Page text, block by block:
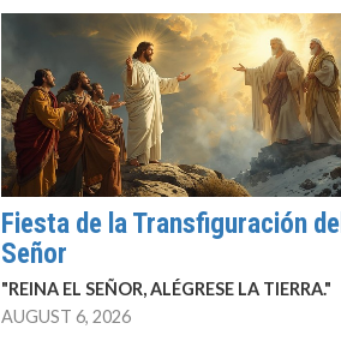
Fiesta de la Transfiguración del
Señor
"REINA EL SEÑOR, ALÉGRESE LA TIERRA."
AUGUST 6, 2026